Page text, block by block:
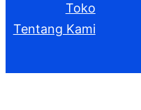
Toko
Tentang Kami